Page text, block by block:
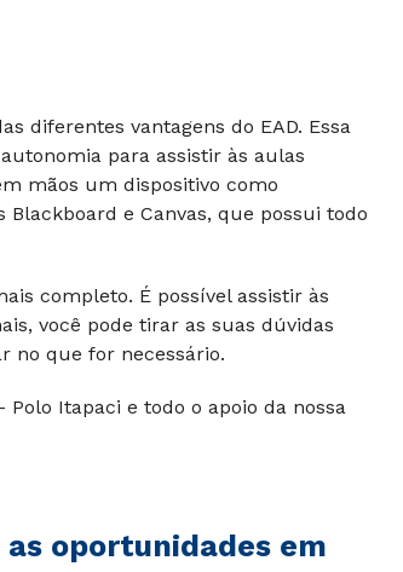
diferentes vantagens do EAD. Essa
para assistir às aulas
mãos um dispositivo como
e Canvas, que possui todo
completo. É possível assistir às
você pode tirar as suas dúvidas
no que for necessário.
Itapaci e todo o apoio da nossa
oportunidades em